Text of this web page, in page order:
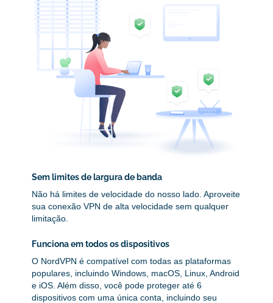
Sem limites de largura de banda
Não há limites de velocidade do nosso lado. Aproveite
sua conexão VPN de alta velocidade sem qualquer
limitação.
Funciona em todos os dispositivos
O NordVPN é compatível com todas as plataformas
populares, incluindo Windows, macOS, Linux, Android
e iOS. Além disso, você pode proteger até 6
dispositivos com uma única conta, incluindo seu